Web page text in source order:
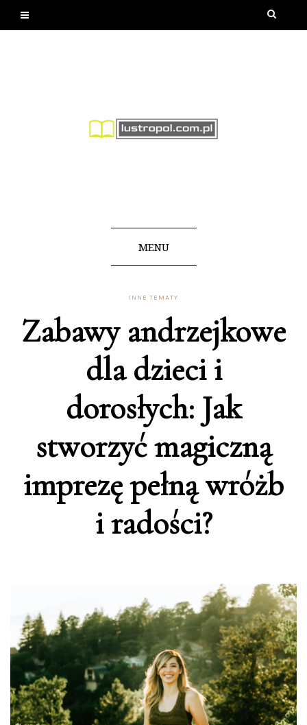
MENU
INNE TEMATY
Zabawy andrzejkowe
dla dzieci i
dorosłych: Jak
stworzyć magiczną
imprezę pełną wróżb
i radości?